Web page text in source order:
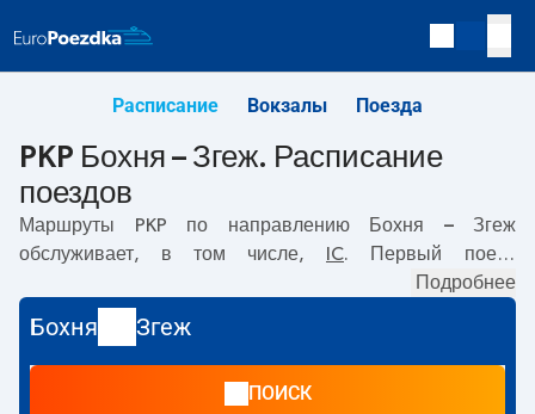
Расписание Вокзалы Поезда
PKP Бохня – Згеж. Расписание
поездов
Маршруты PKP по направлению
Бохня – Згеж
обслуживает, в том числе,
IC. Первый поезд
Бохня– Згеж также курсируют другие поезда:
предлагают более низкую цену билета и, как правило,
более долгое время в пути. Поезд заканчивает маршрут
Подробнее
Бохня Згеж
ПОИСК